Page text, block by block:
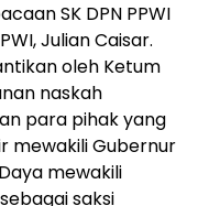
SK DPN PPWI
Julian Caisar.
oleh Ketum
naskah
para pihak yang
mewakili Gubernur
mewakili
saksi